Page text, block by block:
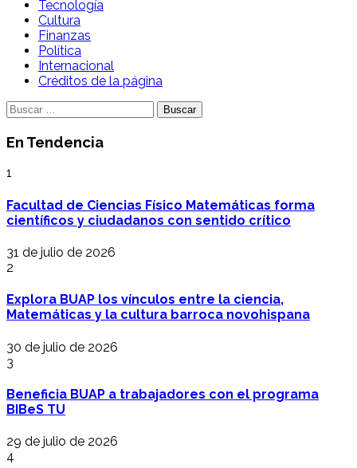
Tecnología
Cultura
Finanzas
Política
Internacional
Créditos de la página
Buscar:
En Tendencia
1
Facultad de Ciencias Físico Matemáticas forma
científicos y ciudadanos con sentido crítico
31 de julio de 2026
2
Explora BUAP los vínculos entre la ciencia,
Matemáticas y la cultura barroca novohispana
30 de julio de 2026
3
Beneficia BUAP a trabajadores con el programa
BIBeS TU
29 de julio de 2026
4